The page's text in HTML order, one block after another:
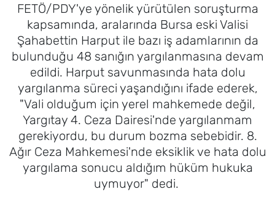
FETÖ/PDY'ye yönelik yürütülen soruşturma
kapsamında, aralarında Bursa eski Valisi
Şahabettin Harput ile bazı iş adamlarının da
bulunduğu 48 sanığın yargılanmasına devam
edildi. Harput savunmasında hata dolu
yargılanma süreci yaşandığını ifade ederek,
"Vali olduğum için yerel mahkemede değil,
Yargıtay 4. Ceza Dairesi'nde yargılanmam
gerekiyordu, bu durum bozma sebebidir. 8.
Ağır Ceza Mahkemesi'nde eksiklik ve hata dolu
yargılama sonucu aldığım hüküm hukuka
uymuyor" dedi.